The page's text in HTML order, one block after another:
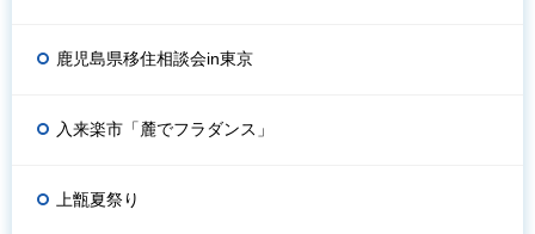
鹿児島県移住相談会in東京
入来楽市「麓でフラダンス」
上甑夏祭り